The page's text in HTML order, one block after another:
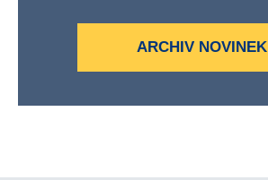
ARCHIV NOVINEK